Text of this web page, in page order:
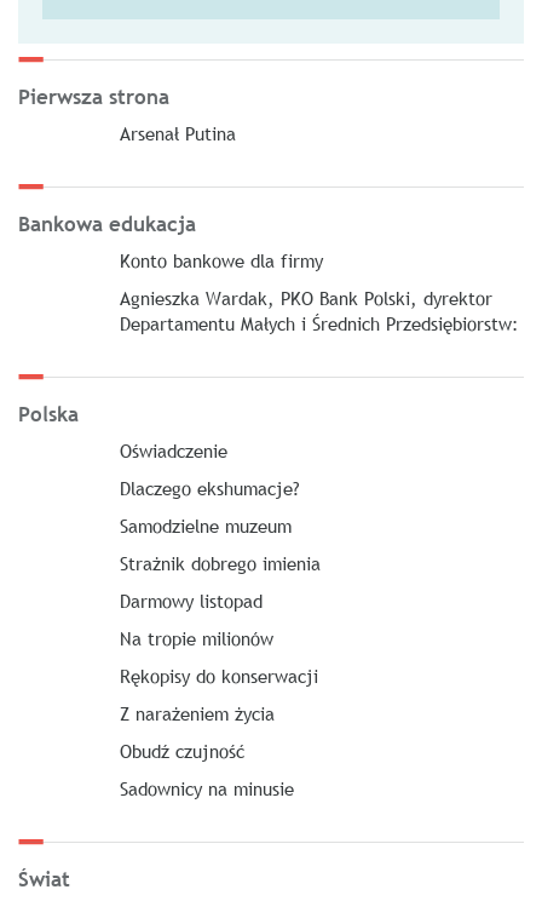
Pierwsza strona
Arsenał Putina
Bankowa edukacja
Konto bankowe dla firmy
Agnieszka Wardak, PKO Bank Polski, dyrektor
Departamentu Małych i Średnich Przedsiębiorstw:
Polska
Oświadczenie
Dlaczego ekshumacje?
Samodzielne muzeum
Strażnik dobrego imienia
Darmowy listopad
Na tropie milionów
Rękopisy do konserwacji
Z narażeniem życia
Obudź czujność
Sadownicy na minusie
Świat